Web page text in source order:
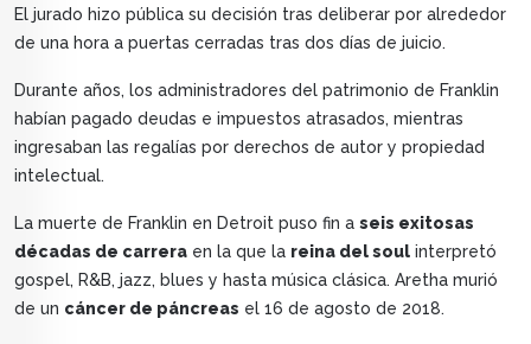
El jurado hizo pública su decisión tras deliberar por alrededor
de una hora a puertas cerradas tras dos días de juicio.
Durante años, los administradores del patrimonio de Franklin
habían pagado deudas e impuestos atrasados, mientras
ingresaban las regalías por derechos de autor y propiedad
intelectual.
La muerte de Franklin en Detroit puso fin a seis exitosas
décadas de carrera en la que la reina del soul interpretó
gospel, R&B, jazz, blues y hasta música clásica. Aretha murió
de un cáncer de páncreas el 16 de agosto de 2018.